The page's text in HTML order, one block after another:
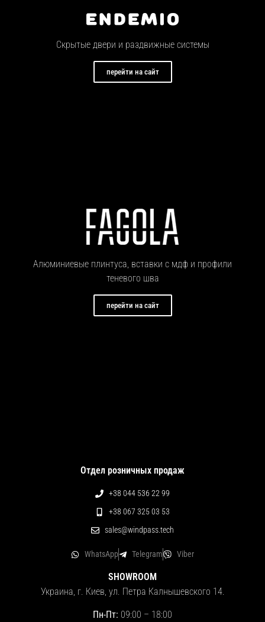
Скрытые двери и раздвижные системы
перейти на сайт
Алюминиевые плинтуса, вставки с мдф и профили
теневого шва
перейти на сайт
Отдел розничных продаж
+38 044 536 22 99
+38 067 325 03 53
sales@windpass.tech
WhatsApp Telegram Viber
SHOWROOM
Украина, г. Киев, ул. Петра Калнышевского 14.
Пн-Пт: 09:00 – 18:00